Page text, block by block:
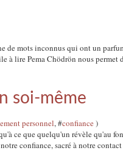
de mots inconnus qui ont un
à lire Pema Chödrön nous permet
soi-même
personnel, #confiance)
ce que quelqu'un révèle qu'au
confiance, sacré à notre